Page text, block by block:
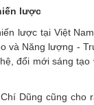
lược
lược tại Việt
và Năng lượng -
đổi mới sáng
Dũng cũng